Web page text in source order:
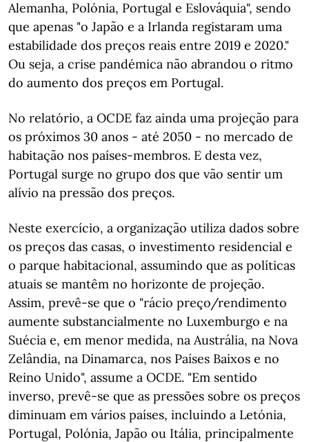
Alemanha, Polónia, Portugal e Eslováquia", sendo
que apenas "o Japão e a Irlanda registaram uma
estabilidade dos preços reais entre 2019 e 2020."
Ou seja, a crise pandémica não abrandou o ritmo
do aumento dos preços em Portugal.
No relatório, a OCDE faz ainda uma projeção para
os próximos 30 anos - até 2050 - no mercado de
habitação nos países-membros. E desta vez,
Portugal surge no grupo dos que vão sentir um
alívio na pressão dos preços.
Neste exercício, a organização utiliza dados sobre
os preços das casas, o investimento residencial e
o parque habitacional, assumindo que as políticas
atuais se mantêm no horizonte de projeção.
Assim, prevê-se que o "rácio preço/rendimento
aumente substancialmente no Luxemburgo e na
Suécia e, em menor medida, na Austrália, na Nova
Zelândia, na Dinamarca, nos Países Baixos e no
Reino Unido", assume a OCDE. "Em sentido
inverso, prevê-se que as pressões sobre os preços
diminuam em vários países, incluindo a Letónia,
Portugal, Polónia, Japão ou Itália, principalmente